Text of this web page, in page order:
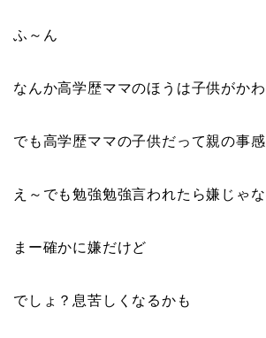
ふ～ん
なんか高学歴ママのほうは子供がかわ
でも高学歴ママの子供だって親の事
え～でも勉強勉強言われたら嫌じゃな
まー確かに嫌だけど
でしょ？息苦しくなるかも